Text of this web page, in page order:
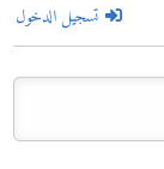
تسجيل الدخول